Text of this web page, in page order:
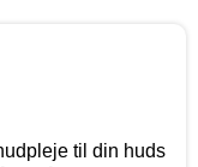
til din huds